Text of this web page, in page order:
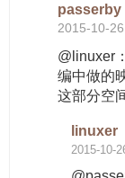
passerby
2015-10-
@linuxer
编中做的
这部分空
linuxer
2015-10-